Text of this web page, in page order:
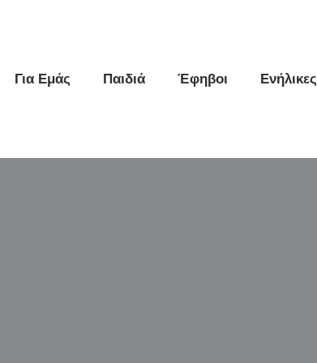
Για Εμάς Παιδιά Έφηβοι Ενήλικες